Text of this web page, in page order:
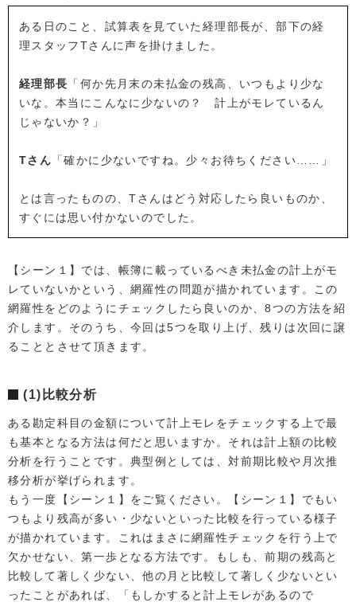
ある日のこと、試算表を見ていた経理部長が、部下の経
理スタッフTさんに声を掛けました。
経理部長 「何か先月末の未払金の残高、いつもより少な
いな。本当にこんなに少ないの？ 計上がモレているん
じゃないか？」
Tさん 「確かに少ないですね。少々お待ちください……」
とは言ったものの、Tさんはどう対応したら良いものか、
すぐには思い付かないのでした。
【シーン１】では、帳簿に載っているべき未払金の計上がモ
レていないかという、網羅性の問題が描かれています。この
網羅性をどのようにチェックしたら良いのか、8つの方法を紹
介します。そのうち、今回は5つを取り上げ、残りは次回に譲
ることとさせて頂きます。
(1)比較分析
ある勘定科目の金額について計上モレをチェックする上で最
も基本となる方法は何だと思いますか。それは計上額の比較
分析を行うことです。典型例としては、対前期比較や月次推
移分析が挙げられます。
もう一度【シーン１】をご覧ください。【シーン１】でもい
つもより残高が多い・少ないといった比較を行っている様子
が描かれています。これはまさに網羅性チェックを行う上で
欠かせない、第一歩となる方法です。もしも、前期の残高と
比較して著しく少ない、他の月と比較して著しく少ないとい
ったことがあれば、「もしかすると計上モレがあるので